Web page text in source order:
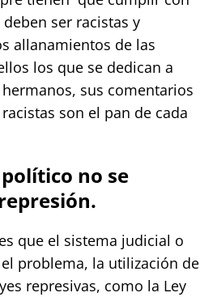
ser racistas y
allanamientos de las
los que se dedican a
sus comentarios
son el pan de cada
no se
que el sistema judicial o
problema, la utilización de
represivas, como la Ley